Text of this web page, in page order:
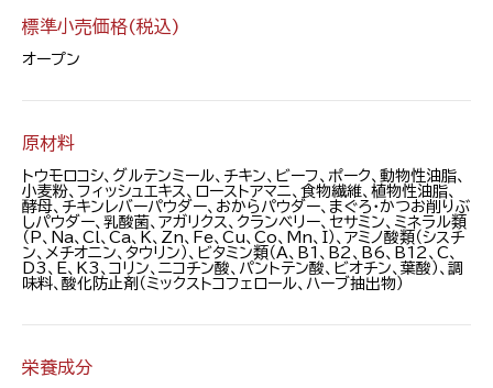
標準小売価格(税込)
オープン
原材料
トウモロコシ、グルテンミール、チキン、ビーフ、ポーク、動物性油脂、
小麦粉、フィッシュエキス、ローストアマニ、食物繊維、植物性油脂、
酵母、チキンレバーパウダー、おからパウダー、まぐろ・かつお削りぶ
しパウダー、乳酸菌、アガリクス、クランベリー、セサミン、ミネラル類
（P、Na、Cl、Ca、K、Zn、Fe、Cu、Co、Mn、I）、アミノ酸類（シスチ
ン、メチオニン、タウリン）、ビタミン類（A、B1、B2、B6、B12、C、
D3、E、K3、コリン、ニコチン酸、パントテン酸、ビオチン、葉酸）、調
味料、酸化防止剤（ミックストコフェロール、ハーブ抽出物）
栄養成分